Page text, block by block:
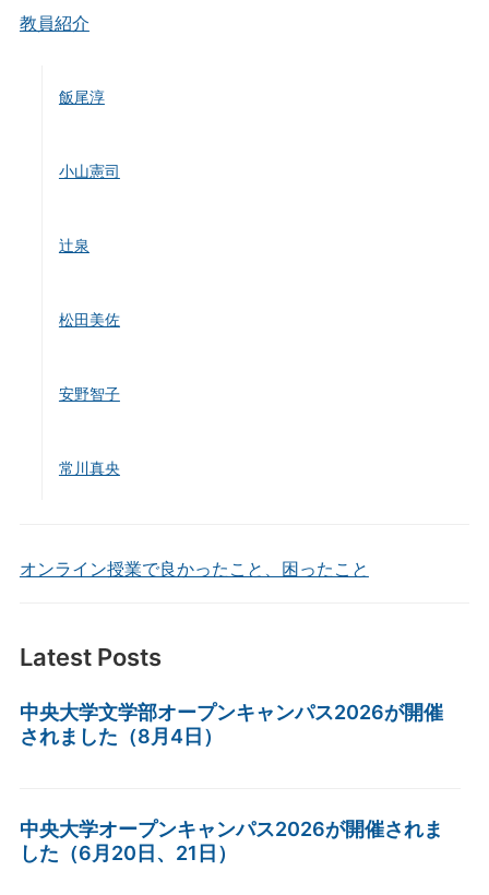
教員紹介
飯尾淳
小山憲司
辻泉
松田美佐
安野智子
常川真央
オンライン授業で良かったこと、困ったこと
Latest Posts
中央大学文学部オープンキャンパス2026が開催
されました（8月4日）
中央大学オープンキャンパス2026が開催されま
した（6月20日、21日）